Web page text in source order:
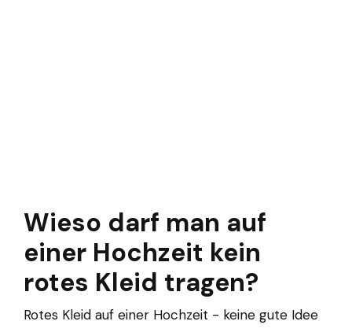
Wieso darf man auf
einer Hochzeit kein
rotes Kleid tragen?
Rotes Kleid auf einer Hochzeit - keine gute Idee